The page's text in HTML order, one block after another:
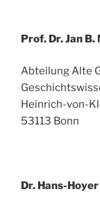
Prof. Dr. Jan
Abteilung Alte
Heinrich-von-
53113 Bonn
Dr. Hans-